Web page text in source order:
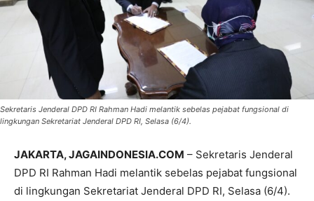
Sekretaris Jenderal DPD RI Rahman Hadi melantik sebelas pejabat fungsional di
lingkungan Sekretariat Jenderal DPD RI, Selasa (6/4).
JAKARTA, JAGAINDONESIA.COM – Sekretaris Jenderal
DPD RI Rahman Hadi melantik sebelas pejabat fungsional
di lingkungan Sekretariat Jenderal DPD RI, Selasa (6/4).